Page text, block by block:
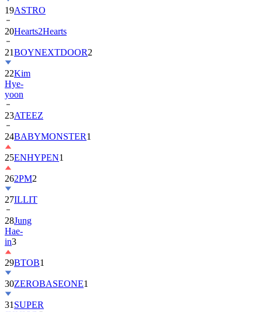
19ASTRO
20Hearts2Hearts
21BOYNEXTDOOR2
22Kim
Hye-
yoon
23ATEEZ
24BABYMONSTER1
25ENHYPEN1
262PM2
27ILLIT
28Jung
Hae-
in3
29BTOB1
30ZEROBASEONE1
31 SUPER